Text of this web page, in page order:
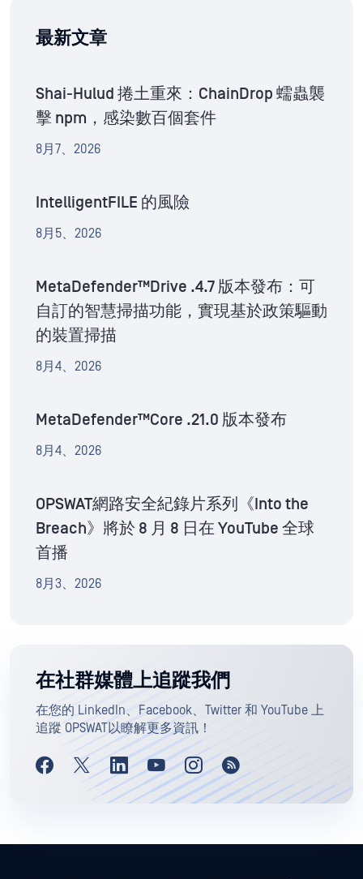
最新文章
Shai-Hulud 捲土重來：ChainDrop 蠕蟲襲
擊 npm，感染數百個套件
8月7、2026
IntelligentFILE 的風險
8月5、2026
MetaDefender™Drive .4.7 版本發布：可
自訂的智慧掃描功能，實現基於政策驅動
的裝置掃描
8月4、2026
MetaDefender™Core .21.0 版本發布
8月4、2026
OPSWAT網路安全紀錄片系列《Into the
Breach》將於 8 月 8 日在 YouTube 全球
首播
8月3、2026
在社群媒體上追蹤我們
在您的 LinkedIn、Facebook、Twitter 和 YouTube 上
追蹤 OPSWAT以瞭解更多資訊！